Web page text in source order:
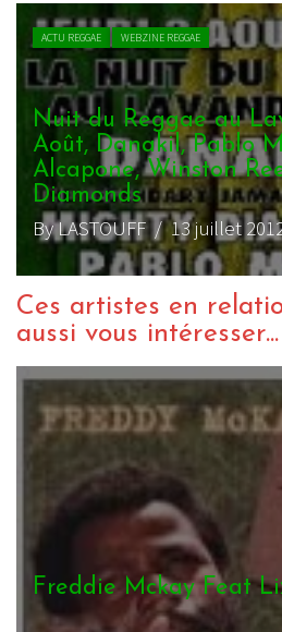
ACTU REGGAE WEBZINE REGGAE
Nuit du Reggae au
Août, Danakil, Pablo
Alcapone, Winston
Diamonds
By LASTOUFF/ 13 juillet
Ces artistes en
aussi vous intéresser...
Freddie Mckay Feat